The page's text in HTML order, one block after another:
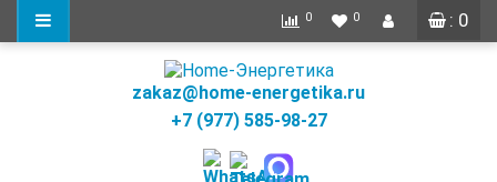
: 0
0 0
zakaz@home-energetika.ru
+7 (977) 585-98-27